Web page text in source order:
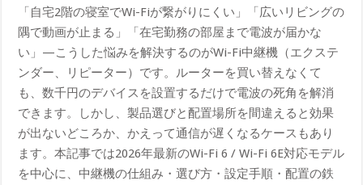
「自宅2階の寝室でWi-Fiが繋がりにくい」「広いリビングの
隅で動画が止まる」「在宅勤務の部屋まで電波が届かな
い」—こうした悩みを解決するのがWi-Fi中継機（エクステ
ンダー、リピーター）です。ルーターを買い替えなくて
も、数千円のデバイスを設置するだけで電波の死角を解消
できます。しかし、製品選びと配置場所を間違えると効果
が出ないどころか、かえって通信が遅くなるケースもあり
ます。本記事では2026年最新のWi-Fi 6 / Wi-Fi 6E対応モデル
を中心に、中継機の仕組み・選び方・設定手順・配置の鉄